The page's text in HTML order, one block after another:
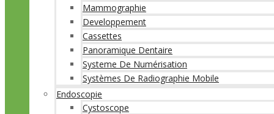
Mammographie
Developpement
Cassettes
Panoramique Dentaire
Systeme De Numérisation
Systèmes De Radiographie Mobile
Endoscopie
Cystoscope